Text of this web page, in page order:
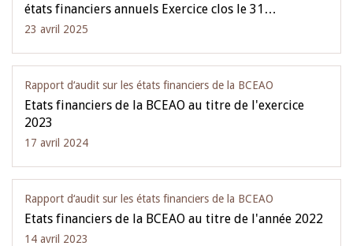
états financiers annuels Exercice clos le 31…
23 avril 2025
Rapport d‘audit sur les états financiers de la BCEAO
Etats financiers de la BCEAO au titre de l'exercice
2023
17 avril 2024
Rapport d‘audit sur les états financiers de la BCEAO
Etats financiers de la BCEAO au titre de l'année 2022
14 avril 2023